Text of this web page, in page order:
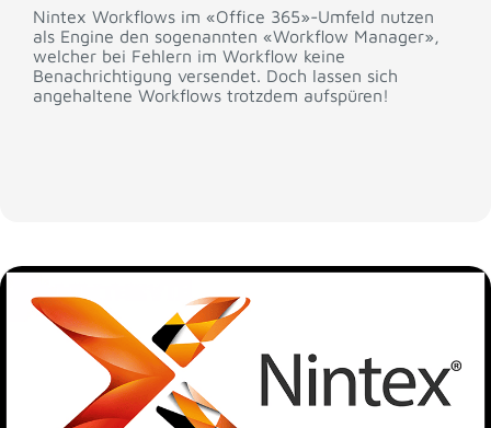
Nintex Workflows im «Office 365»-Umfeld nutzen
als Engine den sogenannten «Workflow Manager»,
welcher bei Fehlern im Workflow keine
Benachrichtigung versendet. Doch lassen sich
angehaltene Workflows trotzdem aufspüren!